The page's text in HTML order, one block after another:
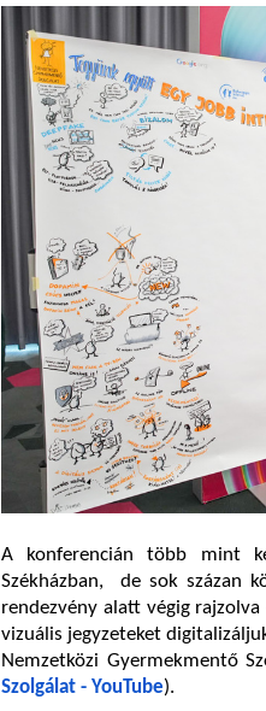
A konferencián több mint
Székházban, de sok százan
rendezvény alatt végig
vizuális jegyzeteket
Nemzetközi Gyermekmentő
Szolgálat - YouTube).